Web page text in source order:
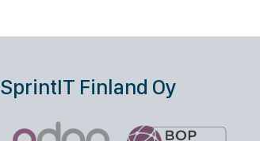
SprintIT Finland Oy